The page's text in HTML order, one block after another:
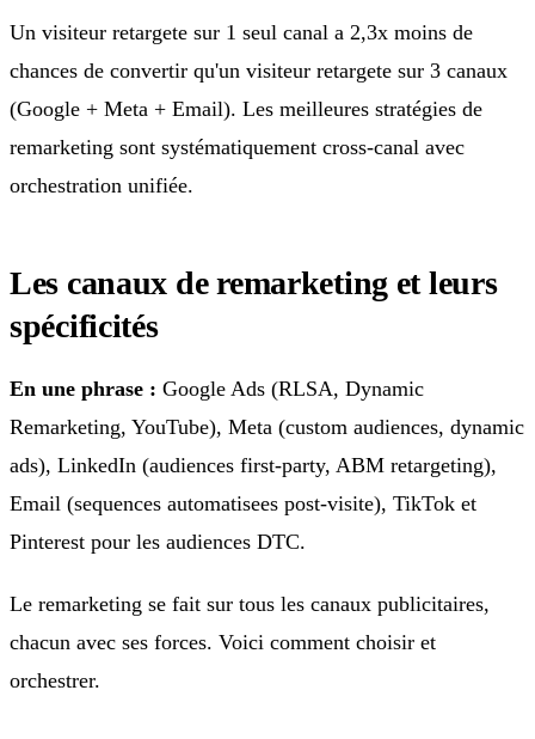
Un visiteur retargete sur 1 seul canal a 2,3x moins de
chances de convertir qu'un visiteur retargete sur 3 canaux
(Google + Meta + Email). Les meilleures stratégies de
remarketing sont systématiquement cross-canal avec
orchestration unifiée.
Les canaux de remarketing et leurs
spécificités
En une phrase : Google Ads (RLSA, Dynamic
Remarketing, YouTube), Meta (custom audiences, dynamic
ads), LinkedIn (audiences first-party, ABM retargeting),
Email (sequences automatisees post-visite), TikTok et
Pinterest pour les audiences DTC.
Le remarketing se fait sur tous les canaux publicitaires,
chacun avec ses forces. Voici comment choisir et
orchestrer.